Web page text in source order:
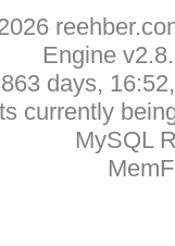
Engine
days,
currently
MySQL